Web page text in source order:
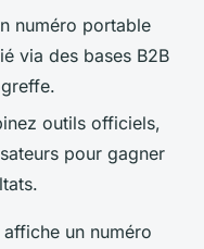
numéro portable
via des bases B2B
outils officiels,
pour gagner
affiche un numéro